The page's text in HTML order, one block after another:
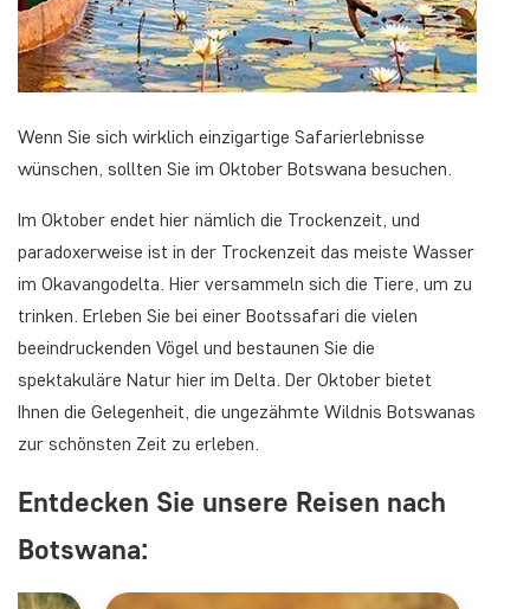
Wenn Sie sich wirklich einzigartige Safarierlebnisse
wünschen, sollten Sie im Oktober Botswana besuchen.
Im Oktober endet hier nämlich die Trockenzeit, und
paradoxerweise ist in der Trockenzeit das meiste Wasser
im Okavangodelta. Hier versammeln sich die Tiere, um zu
trinken. Erleben Sie bei einer Bootssafari die vielen
beeindruckenden Vögel und bestaunen Sie die
spektakuläre Natur hier im Delta. Der Oktober bietet
Ihnen die Gelegenheit, die ungezähmte Wildnis Botswanas
zur schönsten Zeit zu erleben.
Entdecken Sie unsere Reisen nach
Botswana: